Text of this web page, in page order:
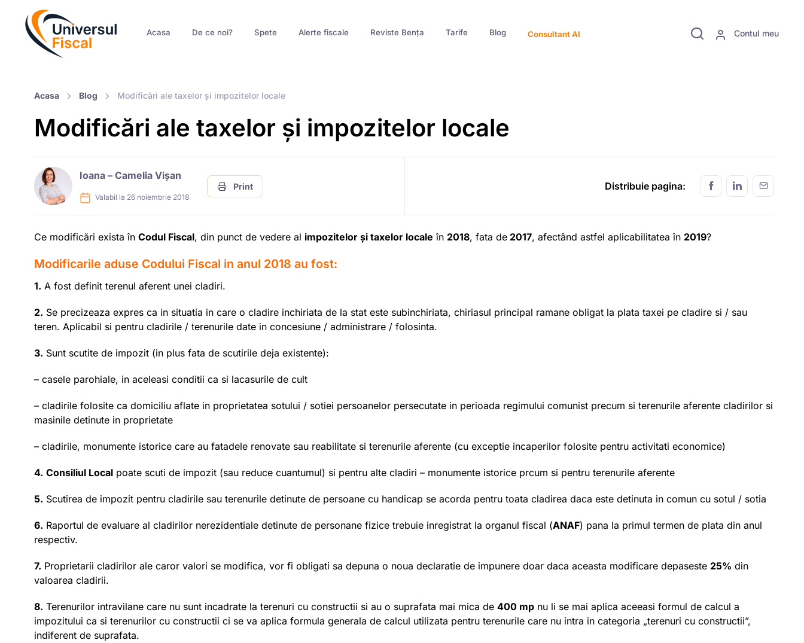
Contul meu
Acasa De ce noi? Spete Alerte fiscale Reviste Bența Tarife Blog Consultant AI
Acasa Blog Modificări ale taxelor și impozitelor locale
Modificări ale taxelor și impozitelor locale
Ioana – Camelia Vișan
Valabil la 26 noiembrie 2018
Print Distribuie pagina:
Ce modificări exista în Codul Fiscal, din punct de vedere al impozitelor și taxelor locale în 2018, fata de 2017, afectând astfel aplicabilitatea în 2019?
Modificarile aduse Codului Fiscal in anul 2018 au fost:
1. A fost definit terenul aferent unei cladiri.
2. Se precizeaza expres ca in situatia in care o cladire inchiriata de la stat este subinchiriata, chiriasul principal ramane obligat la plata taxei pe cladire si / sau
teren. Aplicabil si pentru cladirile / terenurile date in concesiune / administrare / folosinta.
3. Sunt scutite de impozit (in plus fata de scutirile deja existente):
– casele parohiale, in aceleasi conditii ca si lacasurile de cult
– cladirile folosite ca domiciliu aflate in proprietatea sotului / sotiei persoanelor persecutate in perioada regimului comunist precum si terenurile aferente cladirilor si
masinile detinute in proprietate
– cladirile, monumente istorice care au fatadele renovate sau reabilitate si terenurile aferente (cu exceptie incaperilor folosite pentru activitati economice)
4. Consiliul Local poate scuti de impozit (sau reduce cuantumul) si pentru alte cladiri – monumente istorice prcum si pentru terenurile aferente
5. Scutirea de impozit pentru cladirile sau terenurile detinute de persoane cu handicap se acorda pentru toata cladirea daca este detinuta in comun cu sotul / sotia
6. Raportul de evaluare al cladirilor nerezidentiale detinute de personane fizice trebuie inregistrat la organul fiscal (ANAF) pana la primul termen de plata din anul
respectiv.
7. Proprietarii cladirilor ale caror valori se modifica, vor fi obligati sa depuna o noua declaratie de impunere doar daca aceasta modificare depaseste 25% din
valoarea cladirii.
8. Terenurilor intravilane care nu sunt incadrate la terenuri cu constructii si au o suprafata mai mica de 400 mp nu li se mai aplica aceeasi formul de calcul a
impozitului ca si terenurilor cu constructii ci se va aplica formula generala de calcul utilizata pentru terenurile care nu intra in categoria „terenuri cu constructii”,
indiferent de suprafata.